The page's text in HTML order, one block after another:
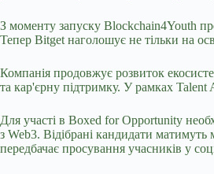
З моменту запуску Blockchain4Youth
Тепер Bitget наголошує не тільки на
Компанія продовжує розвиток
та кар'єрну підтримку. У рамках
Для участі в Boxed for Opportunity
з Web3. Відібрані кандидати
передбачає просування учасників у